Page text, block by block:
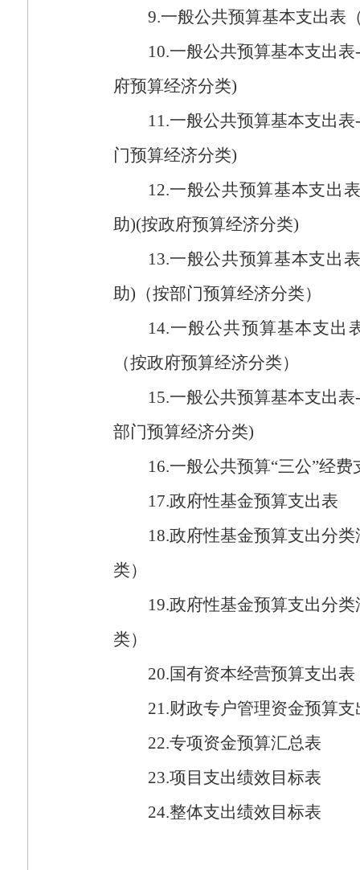
9.一般公共预算基本支出表
10.一般公共预算基本支出表
府预算经济分类)
11.一般公共预算基本支出表
门预算经济分类)
12.一般公共预算基本支出
助)(按政府预算经济分类)
13.一般公共预算基本支出
助) （按部门预算经济分类）
14.一般公共预算基本支出
（按政府预算经济分类）
15.一般公共预算基本支出表
部门预算经济分类)
16.一般公共预算“三公”经费
17.政府性基金预算支出表
18.政府性基金预算支出分
类）
19.政府性基金预算支出分
类）
20.国有资本经营预算支出表
21.财政专户管理资金预算支
22.专项资金预算汇总表
23.项目支出绩效目标表
24.整体支出绩效目标表